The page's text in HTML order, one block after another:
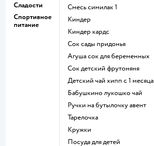
Сладости
Спортивное
питание
смесь симилак 1
киндер
киндер кардс
сок сады придонья
агуша сок для беременных
сок детский фрутоняня
детский чай хипп с 1 месяца
бабушкино лукошко чай
ручки на бутылочку авент
тарелочка
кружки
посуда для детей